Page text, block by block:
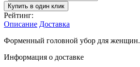
Купить в один клик
Рейтинг:
Описание Доставка
Форменный головной убор для женщин.
Информация о доставке